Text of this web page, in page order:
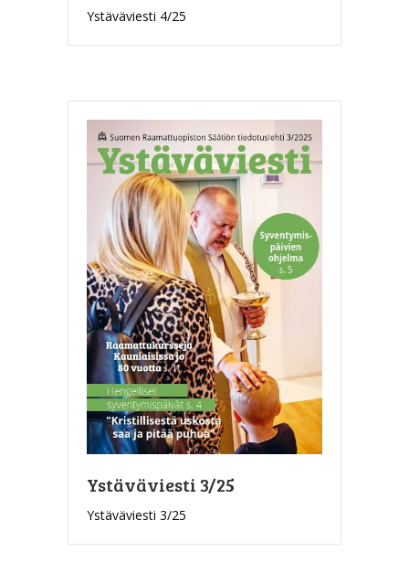
Ystäväviesti 4/25
Ystäväviesti 3/25
Ystäväviesti 3/25